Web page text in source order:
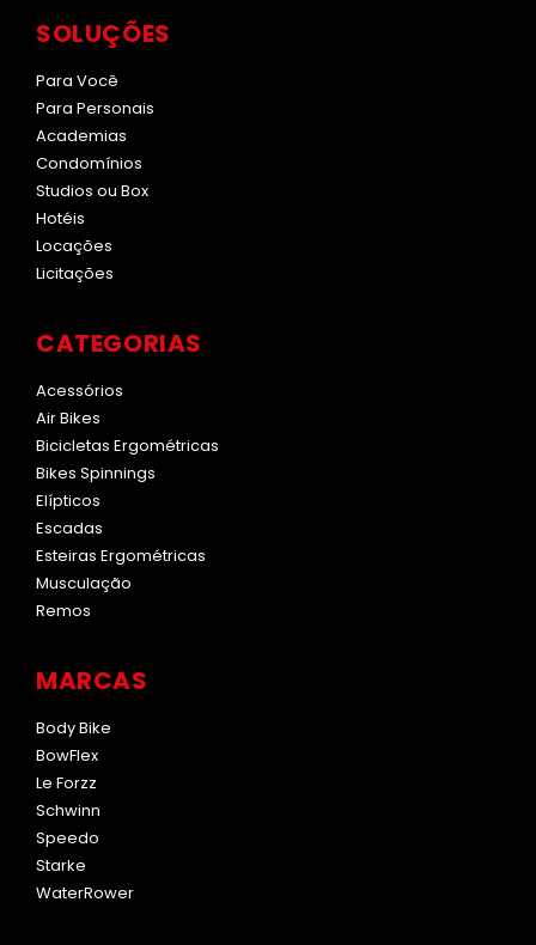
SOLUÇÕES
Para Você
Para Personais
Academias
Condomínios
Studios ou Box
Hotéis
Locações
Licitações
CATEGORIAS
Acessórios
Air Bikes
Bicicletas Ergométricas
Bikes Spinnings
Elípticos
Escadas
Esteiras Ergométricas
Musculação
Remos
MARCAS
Body Bike
BowFlex
Le Forzz
Schwinn
Speedo
Starke
WaterRower